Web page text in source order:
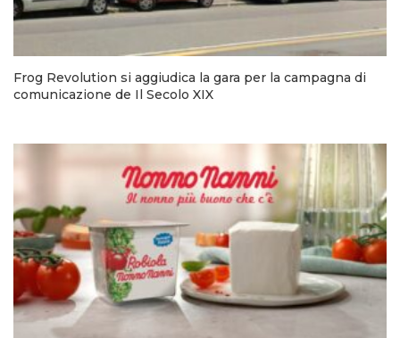
Frog Revolution si aggiudica la gara per la campagna di
comunicazione de Il Secolo XIX